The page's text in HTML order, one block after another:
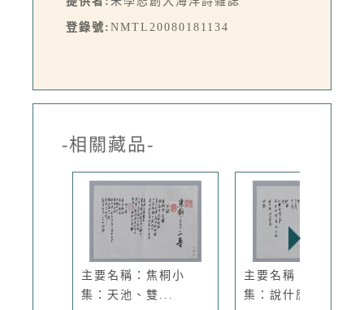
登錄號: NMTL20080181134
-相關藏品-
主要名稱：焦桐小
集：天池、雙...
主要名稱：黑芽小
集：說什麼我...